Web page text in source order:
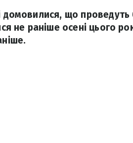
що проведуть
не раніше осені цього